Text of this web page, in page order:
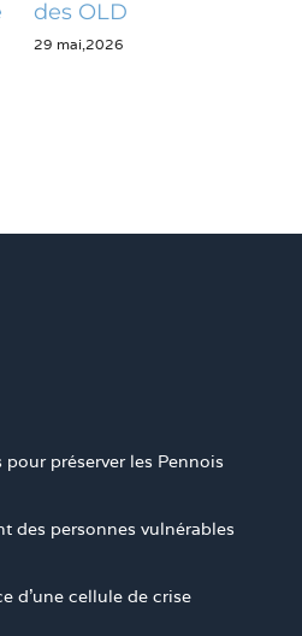
des OLD
29 mai,2026
préserver les Pennois
des personnes vulnérables
d’une cellule de crise